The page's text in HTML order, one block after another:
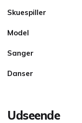
Skuespiller
Model
Sanger
Danser
Udseende